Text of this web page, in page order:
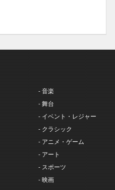
- 音楽
- 舞台
- イベント・レジャー
- クラシック
- アニメ・ゲーム
- アート
- スポーツ
- 映画